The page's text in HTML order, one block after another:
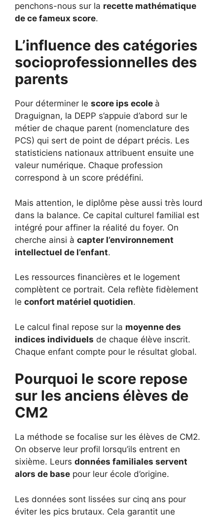
penchons-nous sur la recette mathématique
de ce fameux score.
L’influence des catégories
socioprofessionnelles des
parents
Pour déterminer le score ips ecole à
Draguignan, la DEPP s’appuie d’abord sur le
métier de chaque parent (nomenclature des
PCS) qui sert de point de départ précis. Les
statisticiens nationaux attribuent ensuite une
valeur numérique. Chaque profession
correspond à un score prédéfini.
Mais attention, le diplôme pèse aussi très lourd
dans la balance. Ce capital culturel familial est
intégré pour affiner la réalité du foyer. On
cherche ainsi à capter l’environnement
intellectuel de l’enfant.
Les ressources financières et le logement
complètent ce portrait. Cela reflète fidèlement
le confort matériel quotidien.
Le calcul final repose sur la moyenne des
indices individuels de chaque élève inscrit.
Chaque enfant compte pour le résultat global.
Pourquoi le score repose
sur les anciens élèves de
CM2
La méthode se focalise sur les élèves de CM2.
On observe leur profil lorsqu’ils entrent en
sixième. Leurs données familiales servent
alors de base pour leur école d’origine.
Les données sont lissées sur cinq ans pour
éviter les pics brutaux. Cela garantit une